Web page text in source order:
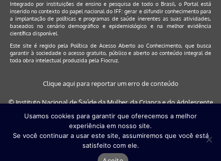
Integrado por instituições de ensino e pesquisa de todo o Brasil, o Portal está
inserido no contexto do papel nacional do IFF: gerar e difundir conhecimento para
a implantação de políticas e programas de saúde inerentes as suas atividades,
baseados no cenário demográfico e epidemiológico e na melhor evidência
científica disponível.
Este site é regido pela Política de Acesso Aberto ao Conhecimento, que busca
garantir à sociedade o acesso gratuito, público e aberto ao conteúdo integral de
toda obra intelectual produzida pela Fiocruz.
Clique aqui para reportar um erro de conteúdo
© Instituto Nacional de Saúde da Mulher, da Criança e do Adolescente
Este site será melhor visualizado nos navegadores: Google Chrome (a
partir da versão 30) | Internet Explorer (a partir da versão 9) | FireFox (
a partir da versão 29)
Usamos cookies para garantir que oferecemos a melhor
experiência em nosso site.
Se você continuar a usar este site, assumiremos que você está
satisfeito com ele.